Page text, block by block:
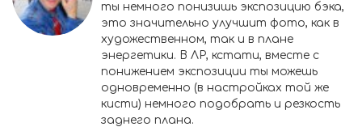
ты немного понизишь экспозицию бэка,
это значительно улучшит фото, как в
художественном, так и в плане
энергетики. В ЛР, кстати, вместе с
понижением экспозиции ты можешь
одновременно (в настройках той же
кисти) немного подобрать и резкость
заднего плана.